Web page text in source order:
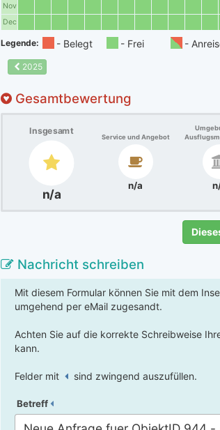
Nov
Dec
Legende:
2025
Gesamtbewertung
Insgesamt
n/a
Service und Angebot
n/a
Nachricht schreiben
Mit diesem Formular können Sie mit dem
umgehend per eMail zugesandt.
Achten Sie auf die korrekte Schreibweise
kann.
Felder mit sind zwingend auszufüllen.
Betreff